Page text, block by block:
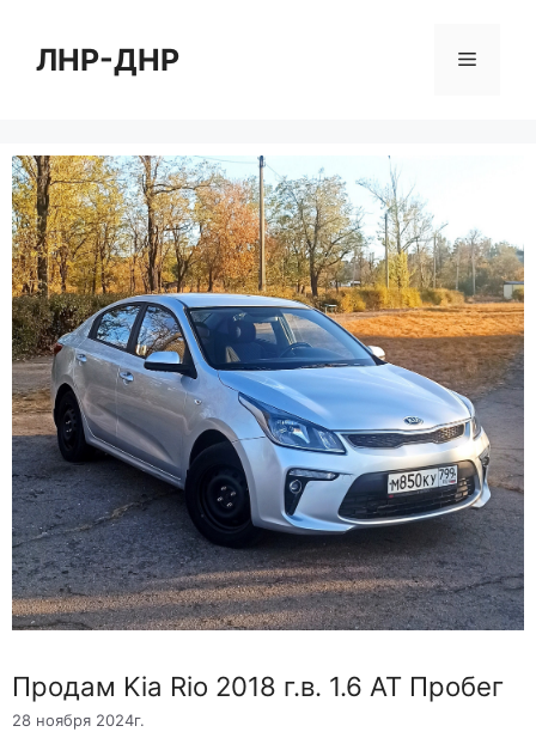
содержимому
ЛНР-ДНР Меню
Продам Kia Rio 2018 г.в. 1.6 AT Пробег
28 ноября 2024г.